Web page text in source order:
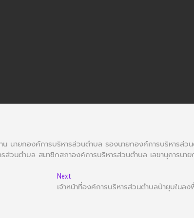
น นายกองค์การบริหารส่วนตำบล รองนายกองค์การบริหารส่ว
ส่วนตำบล สมาชิกสภาองค์การบริหารส่วนตำบล เลขานุการนา
Next
เจ้าหน้าที่องค์การบริหารส่วนตำบลป่ายุบใน